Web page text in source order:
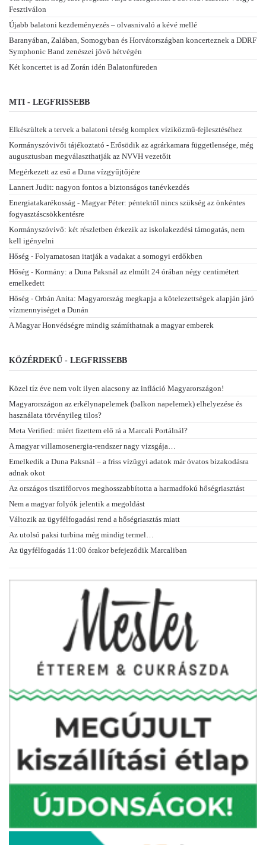
Fesztiválon
Újabb balatoni kezdeményezés – olvasnivaló a kévé mellé
Baranyában, Zalában, Somogyban és Horvátországban koncerteznek a DDRF
Symphonic Band zenészei jövő hétvégén
Két koncertet is ad Zorán idén Balatonfüreden
MTI - LEGFRISSEBB
Elkészültek a tervek a balatoni térség komplex víziközmű-fejlesztéséhez
Kormányszóvivői tájékoztató - Erősödik az agrárkamara függetlensége, még
augusztusban megválaszthatják az NVVH vezetőit
Megérkezett az eső a Duna vízgyűjtőjére
Lannert Judit: nagyon fontos a biztonságos tanévkezdés
Energiatakarékosság - Magyar Péter: péntektől nincs szükség az önkéntes
fogyasztáscsökkentésre
Kormányszóvivő: két részletben érkezik az iskolakezdési támogatás, nem
kell igényelni
Hőség - Folyamatosan itatják a vadakat a somogyi erdőkben
Hőség - Kormány: a Duna Paksnál az elmúlt 24 órában négy centimétert
emelkedett
Hőség - Orbán Anita: Magyarország megkapja a kötelezettségek alapján járó
vízmennyiséget a Dunán
A Magyar Honvédségre mindig számíthatnak a magyar emberek
KÖZÉRDEKŰ - LEGFRISSEBB
Közel tíz éve nem volt ilyen alacsony az infláció Magyarországon!
Magyarországon az erkélynapelemek (balkon napelemek) elhelyezése és
használata törvényileg tilos?
Meta Verified: miért fizettem elő rá a Marcali Portálnál?
A magyar villamosenergia-rendszer nagy vizsgája…
Emelkedik a Duna Paksnál – a friss vízügyi adatok már óvatos bizakodásra
adnak okot
Az országos tisztifőorvos meghosszabbította a harmadfokú hőségriasztást
Nem a magyar folyók jelentik a megoldást
Változik az ügyfélfogadási rend a hőségriasztás miatt
Az utolsó paksi turbina még mindig termel…
Az ügyfélfogadás 11:00 órakor befejeződik Marcaliban